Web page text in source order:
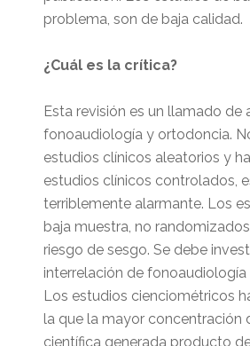
problema, son de baja calidad.
¿Cuál es la crítica?
Esta revisión es un llamado de
fonoaudiología y ortodoncia.
estudios clínicos aleatorios y
estudios clínicos controlados,
terriblemente alarmante. Los
baja muestra, no
riesgo de sesgo. Se debe
interrelación de
Los estudios cienciométricos
la que la mayor concentración
científica generada producto